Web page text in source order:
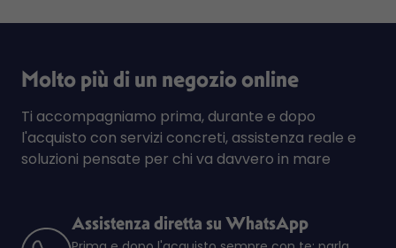
Molto più di un negozio online
Ti accompagniamo prima, durante e dopo
l'acquisto con servizi concreti, assistenza reale e
soluzioni pensate per chi va davvero in mare
Assistenza diretta su WhatsApp